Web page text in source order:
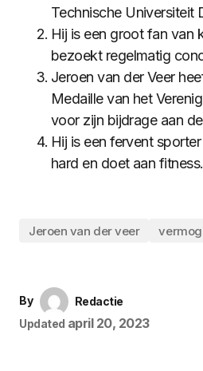
Technische Universiteit
Hij is een groot fan van
bezoekt regelmatig
Jeroen van der Veer
Medaille van het
voor zijn bijdrage aan
Hij is een fervent
hard en doet aan fitness.
Jeroen van der veer
By
Redactie
Updated april 20, 2023